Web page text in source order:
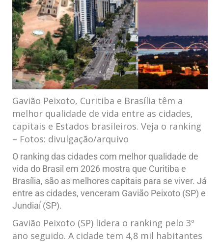
Gavião Peixoto, Curitiba e Brasília têm a
melhor qualidade de vida entre as cidades,
capitais e Estados brasileiros. Veja o ranking
– Fotos: divulgação/arquivo
O ranking das cidades com melhor qualidade de
vida do Brasil em 2026 mostra que Curitiba e
Brasília, são as melhores capitais para se viver. Já
entre as cidades, venceram Gavião Peixoto (SP) e
Jundiaí (SP).
Gavião Peixoto (SP) lidera o ranking pelo 3º
ano seguido. A cidade tem 4,8 mil habitantes